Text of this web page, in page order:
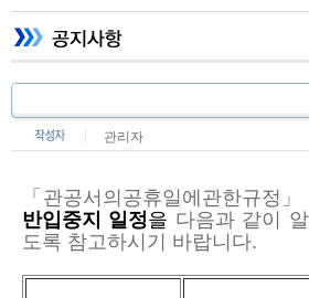
관리자
「관공서의공휴일에관한규정
반입중지 일정을 다음과 같이
도록 참고하시기 바랍니다.